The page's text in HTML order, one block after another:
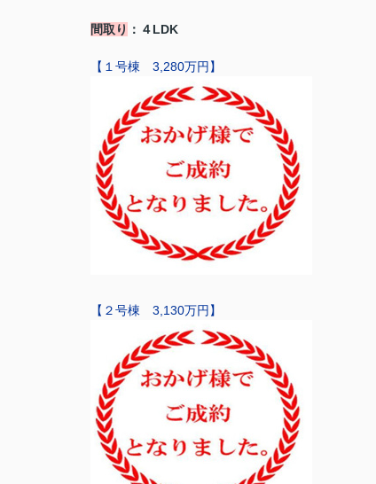
間取り ：４LDK
【１号棟 3,280万円】
【２号棟 3,130万円】